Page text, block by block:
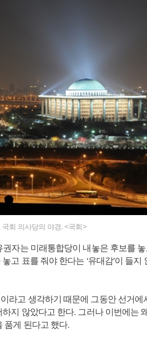
회 의사당의 야경. <국회>
자는 미래통합당이 내놓은 후보를
고 표를 줘야 한다는 ‘유대감’이 들지
라고 생각하기 때문에 그동안 선거에
지 않았다고 한다. 그러나 이번에는
품게 된다고 했다.